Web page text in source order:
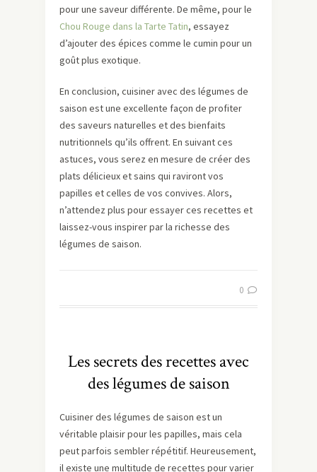
pour une saveur différente. De même, pour le
Chou Rouge dans la Tarte Tatin, essayez
d’ajouter des épices comme le cumin pour un
goût plus exotique.
En conclusion, cuisiner avec des légumes de
saison est une excellente façon de profiter
des saveurs naturelles et des bienfaits
nutritionnels qu’ils offrent. En suivant ces
astuces, vous serez en mesure de créer des
plats délicieux et sains qui raviront vos
papilles et celles de vos convives. Alors,
n’attendez plus pour essayer ces recettes et
laissez-vous inspirer par la richesse des
légumes de saison.
0
Les secrets des recettes avec
des légumes de saison
Cuisiner des légumes de saison est un
véritable plaisir pour les papilles, mais cela
peut parfois sembler répétitif. Heureusement,
il existe une multitude de recettes pour varier